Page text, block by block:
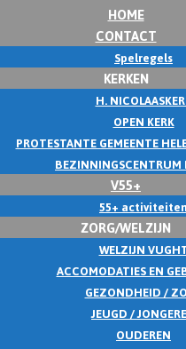
HOME
CONTACT
Spelregels
KERKEN
H.
OPEN KERK
PROTESTANTE GEMEENTE
BEZINNINGSCENTRUM
V55+
55+
ZORG/WELZIJN
WELZIJN
ACCOMODATIES EN
GEZONDHEID /
JEUGD /
OUDEREN